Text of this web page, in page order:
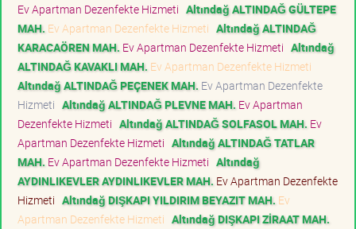
Ev Apartman Dezenfekte Hizmeti Altındağ ALTINDAĞ GÜLTEPE
MAH. Ev Apartman Dezenfekte Hizmeti Altındağ ALTINDAĞ
KARACAÖREN MAH. Ev Apartman Dezenfekte Hizmeti Altındağ
ALTINDAĞ KAVAKLI MAH. Ev Apartman Dezenfekte Hizmeti
Altındağ ALTINDAĞ PEÇENEK MAH. Ev Apartman Dezenfekte
Hizmeti Altındağ ALTINDAĞ PLEVNE MAH. Ev Apartman
Dezenfekte Hizmeti Altındağ ALTINDAĞ SOLFASOL MAH. Ev
Apartman Dezenfekte Hizmeti Altındağ ALTINDAĞ TATLAR
MAH. Ev Apartman Dezenfekte Hizmeti Altındağ
AYDINLIKEVLER AYDINLIKEVLER MAH. Ev Apartman Dezenfekte
Hizmeti Altındağ DIŞKAPI YILDIRIM BEYAZIT MAH. Ev
Apartman Dezenfekte Hizmeti Altındağ DIŞKAPI ZİRAAT MAH.